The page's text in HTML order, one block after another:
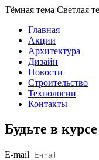
Тёмная тема Светлая
Главная
Акции
Архитектура
Дизайн
Новости
Строительство
Технологии
Контакты
Будьте в
E-mail